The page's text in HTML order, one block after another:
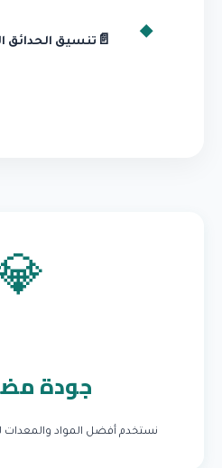
📄 تنسيق الحدائق
جودة
نستخدم أفضل المواد والمعدات